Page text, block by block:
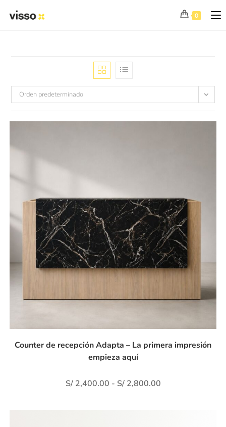
0
Orden predeterminado
Counter de recepción Adapta – La primera impresión
empieza aquí
S/2,400.00 - S/2,800.00